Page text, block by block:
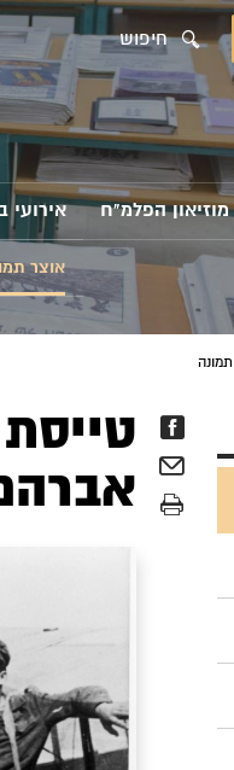
חיפוש
מוזיאון הפלמ"ח אירועי
אוצר
תמונה